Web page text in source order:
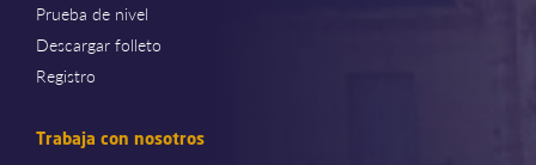
Prueba de nivel
Descargar folleto
Registro
Trabaja con nosotros